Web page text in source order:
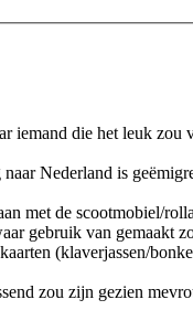
iemand die het leuk zou
Nederland is
met de scootmobiel/
gebruik van gemaakt
(klaverjassen/
zou zijn gezien